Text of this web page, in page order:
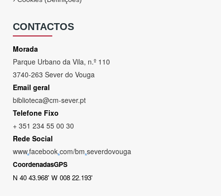
CONTACTOS
Morada
Parque Urbano da Vila, n.º 110
3740-263 Sever do Vouga
Email geral
biblioteca@cm-sever.pt
Telefone Fixo
+ 351 234 55 00 30
Rede Social
www.facebook.com/bm.severdovouga
CoordenadasGPS
N 40 43.968' W 008 22.193'